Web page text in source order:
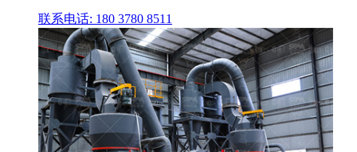
联系电话: 180 3780 8511